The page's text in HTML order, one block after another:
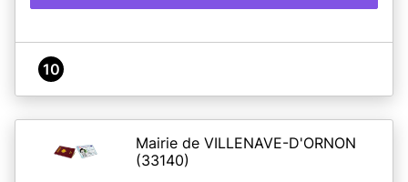
10
Mairie de VILLENAVE-D'ORNON
(33140)